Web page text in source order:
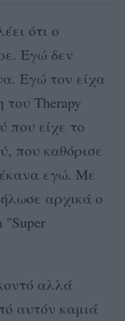
ότι ο
Εγώ δεν
Εγώ τον είχα
Therapy
που είχε το
που καθόρισε
εγώ. Με
αρχικά ο
"Super
αλλά
αυτόν καμιά